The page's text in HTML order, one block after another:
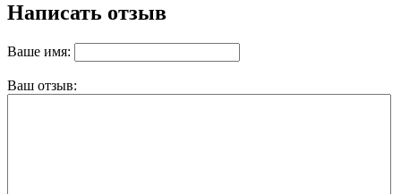
Написать отзыв
Ваше имя:
Ваш отзыв: